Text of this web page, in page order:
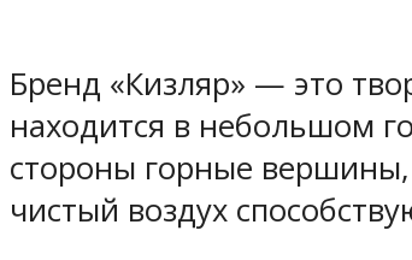
Бренд «Кизляр» — это
находится в небольшом
стороны горные
чистый воздух